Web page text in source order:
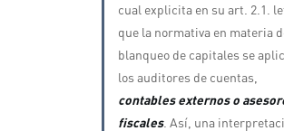
cual explicita en su art. 2.1.
que la normativa en materia
blanqueo de capitales se
los auditores de cuentas,
contables externos o
fiscales. Así, una